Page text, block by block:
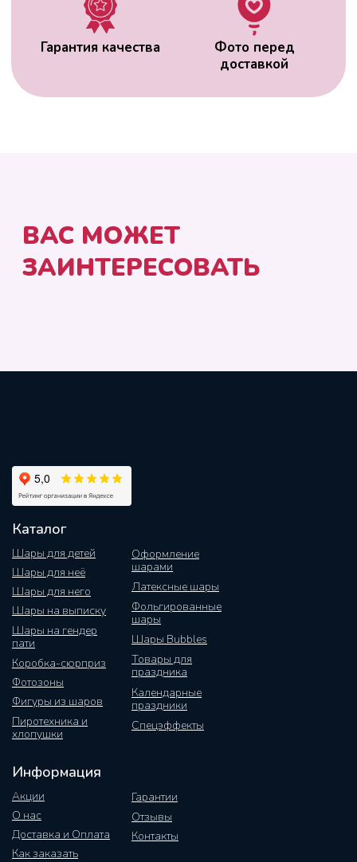
Каталог
Шары для детей
Шары для неё
Шары на выписку
Шары на гендер
пати
Коробка-сюрприз
Фотозоны
Оформление
шарами
Фигуры из шаров
Латексные шары
Фольгированные
шары
Шары Bubbles
Шары для него
Товары для
праздника
Календарные
праздники
Пиротехника и
хлопушки
Спецэффекты
Информация
Акции
О нас
Как заказать
Гарантии
Отзывы
Контакты
Доставка и Оплата